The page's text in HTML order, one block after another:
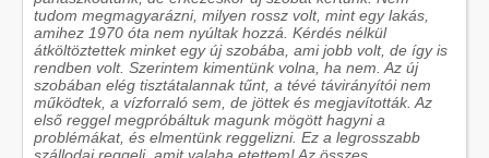
tudom megmagyarázni, milyen rossz volt, mint egy lakás,
amihez 1970 óta nem nyúltak hozzá. Kérdés nélkül
átköltöztettek minket egy új szobába, ami jobb volt, de így is
rendben volt. Szerintem kimentünk volna, ha nem. Az új
szobában elég tisztátalannak tűnt, a tévé távirányítói nem
működtek, a vízforraló sem, de jöttek és megjavították. Az
első reggel megpróbáltuk magunk mögött hagyni a
problémákat, és elmentünk reggelizni. Ez a legrosszabb